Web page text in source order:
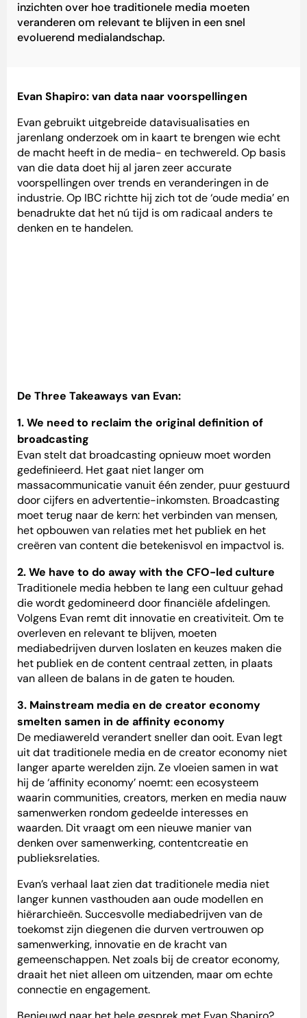
inzichten over hoe traditionele media moeten
veranderen om relevant te blijven in een snel
evoluerend medialandschap.
Evan Shapiro: van data naar voorspellingen
Evan gebruikt uitgebreide datavisualisaties en
jarenlang onderzoek om in kaart te brengen wie echt
de macht heeft in de media- en techwereld. Op basis
van die data doet hij al jaren zeer accurate
voorspellingen over trends en veranderingen in de
industrie. Op IBC richtte hij zich tot de ‘oude media’ en
benadrukte dat het nú tijd is om radicaal anders te
denken en te handelen.
De Three Takeaways van Evan:
1. We need to reclaim the original definition of
broadcasting
Evan stelt dat broadcasting opnieuw moet worden
gedefinieerd. Het gaat niet langer om
massacommunicatie vanuit één zender, puur gestuurd
door cijfers en advertentie-inkomsten. Broadcasting
moet terug naar de kern: het verbinden van mensen,
het opbouwen van relaties met het publiek en het
creëren van content die betekenisvol en impactvol is.
2. We have to do away with the CFO-led culture
Traditionele media hebben te lang een cultuur gehad
die wordt gedomineerd door financiële afdelingen.
Volgens Evan remt dit innovatie en creativiteit. Om te
overleven en relevant te blijven, moeten
mediabedrijven durven loslaten en keuzes maken die
het publiek en de content centraal zetten, in plaats
van alleen de balans in de gaten te houden.
3. Mainstream media en de creator economy
smelten samen in de affinity economy
De mediawereld verandert sneller dan ooit. Evan legt
uit dat traditionele media en de creator economy niet
langer aparte werelden zijn. Ze vloeien samen in wat
hij de ‘affinity economy’ noemt: een ecosysteem
waarin communities, creators, merken en media nauw
samenwerken rondom gedeelde interesses en
waarden. Dit vraagt om een nieuwe manier van
denken over samenwerking, contentcreatie en
publieksrelaties.
Evan’s verhaal laat zien dat traditionele media niet
langer kunnen vasthouden aan oude modellen en
hiërarchieën. Succesvolle mediabedrijven van de
toekomst zijn diegenen die durven vertrouwen op
samenwerking, innovatie en de kracht van
gemeenschappen. Net zoals bij de creator economy,
draait het niet alleen om uitzenden, maar om echte
connectie en engagement.